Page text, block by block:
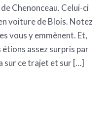
Chenonceau. Celui-ci
voiture de Blois. Notez
vous y emmènent. Et,
assez surpris par
sur ce trajet et sur […]